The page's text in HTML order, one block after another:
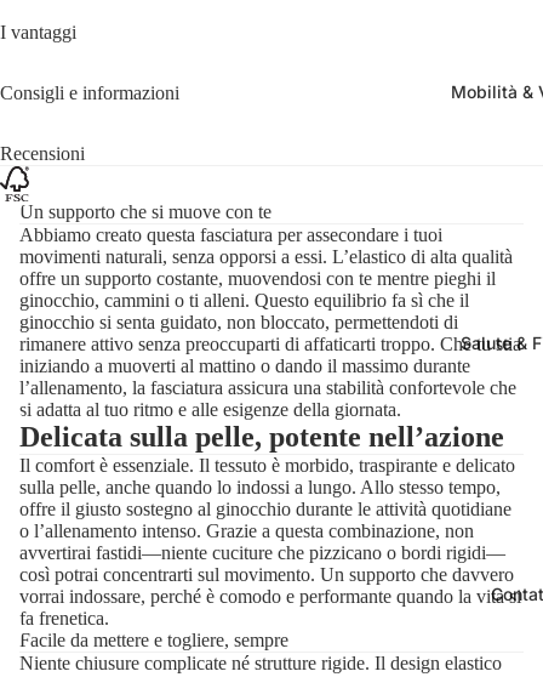
Mobilità &
Salute &
I vantaggi
Consigli e informazioni
Recensioni
Un supporto che si muove con te
Abbiamo creato questa fasciatura per assecondare i tuoi
movimenti naturali, senza opporsi a essi. L’elastico di alta qualità
offre un supporto costante, muovendosi con te mentre pieghi il
ginocchio, cammini o ti alleni. Questo equilibrio fa sì che il
ginocchio si senta guidato, non bloccato, permettendoti di
rimanere attivo senza preoccuparti di affaticarti troppo. Che tu stia
iniziando a muoverti al mattino o dando il massimo durante
l’allenamento, la fasciatura assicura una stabilità confortevole che
si adatta al tuo ritmo e alle esigenze della giornata.
Delicata sulla pelle, potente nell’azione
Il comfort è essenziale. Il tessuto è morbido, traspirante e delicato
sulla pelle, anche quando lo indossi a lungo. Allo stesso tempo,
offre il giusto sostegno al ginocchio durante le attività quotidiane
o l’allenamento intenso. Grazie a questa combinazione, non
avvertirai fastidi—niente cuciture che pizzicano o bordi rigidi—
così potrai concentrarti sul movimento. Un supporto che davvero
vorrai indossare, perché è comodo e performante quando la vita si
fa frenetica.
Facile da mettere e togliere, sempre
Niente chiusure complicate né strutture rigide. Il design elastico